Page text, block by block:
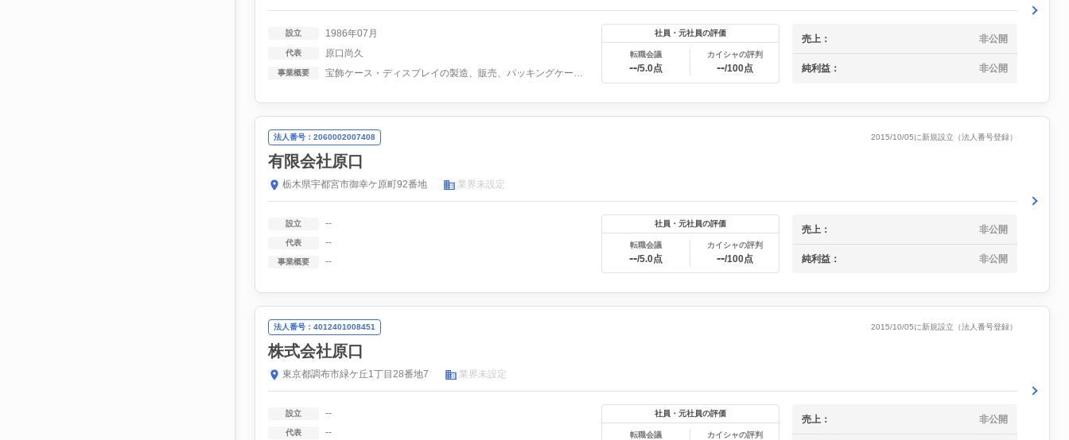
設立 1986年07月
代表 原口尚久
事業概要 宝飾ケース・ディスプレイの製造、販売、パッキングケース販売
社員・元社員の評価
転職会議
--/5.0点
カイシャの評判
--/100点
売上： 非公開
純利益： 非公開
法人番号：2060002007408 2015/10/05に新規設立（法人番号登録）
有限会社原口
栃木県宇都宮市御幸ケ原町92番地 業界未設定
設立 --
代表 --
事業概要 --
社員・元社員の評価
転職会議
--/5.0点
カイシャの評判
--/100点
売上： 非公開
純利益： 非公開
法人番号：4012401008451 2015/10/05に新規設立（法人番号登録）
株式会社原口
東京都調布市緑ケ丘1丁目28番地7 業界未設定
設立 --
代表 --
社員・元社員の評価
転職会議 カイシャの評判
売上： 非公開